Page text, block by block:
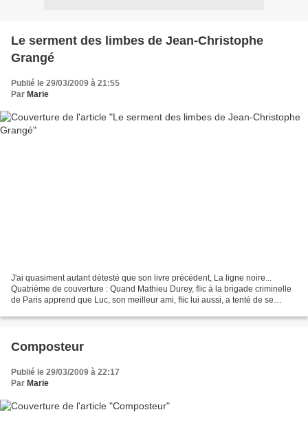
Le serment des limbes de Jean-Christophe
Grangé
Publié le 29/03/2009 à 21:55
Par Marie
J'ai quasiment autant détesté que son livre précédent, La ligne noire...
Quatrième de couverture : Quand Mathieu Durey, flic à la brigade criminelle
de Paris apprend que Luc, son meilleur ami, flic lui aussi, a tenté de se
Composteur
Publié le 29/03/2009 à 22:17
Par Marie